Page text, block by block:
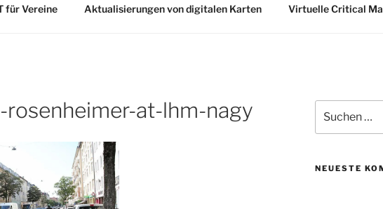
für Vereine Aktualisierungen von digitalen Karten Virtuelle Critical
rosenheimer-at-lhm-nagy
nach:
NEUESTE